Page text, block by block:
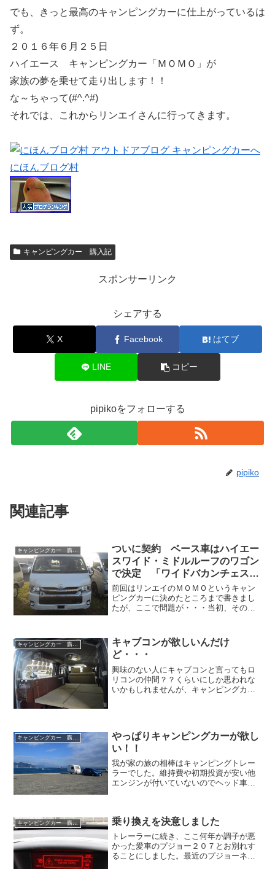
でも、きっと最高のキャンピングカーに仕上がっているは
ず。
２０１６年６月２５日
ハイエース キャンピングカー「ＭＯＭＯ」が
家族の夢を乗せて走り出します！！
な～ちゃって(#^.^#)
それでは、これからリンエイさんに行ってきます。
にほんブログ村
キャンピングカー 購入記
スポンサーリンク
シェアする
X Facebook はてブ
LINE コピー
pipikoをフォローする
pipiko
関連記事
キャンピングカー 購入記
ついに契約 ベース車はハイエー
スワイド・ミドルルーフのワゴン
で決定 「ワイドバカンチェス
ＭＯＭＯ」
前回はリンエイのＭＯＭＯというキャン
ピングカーに決めたところまで書きまし
たが、ここで問題が・・・当初、その価
スに注文しようと思っていたのですが、
ハイエースという車に、そ...
キャブコンが欲しいんだけ
ど・・・
興味のない人にキャブコンと言ってもロ
リコンの仲間？？くらいにしか思われな
いかもしれませんが、キャンピングカー
キャンピングカー 購入記
やっぱりキャンピングカーが欲し
い！！
我が家の旅の相棒はキャンピングトレー
ラーでした。維持費や初期投資が安い他
エンジンが付いていないのでヘッド車だ
だけ変えれば良かったんじゃ...
キャンピングカー 購入記 乗り換えを決意しました
トレーラーに続き、ここ何年か調子が悪
かった愛車のプジョー２０７とお別れす
ることにしました。最近のプジョーネタ